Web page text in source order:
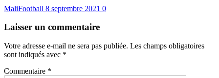
MaliFootball 8 septembre 2021 0
Laisser un commentaire
Votre adresse e-mail ne sera pas publiée. Les champs obligatoires
sont indiqués avec *
Commentaire *